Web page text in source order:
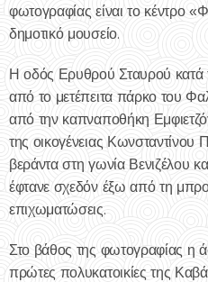
φωτογραφίας είναι το κέντρο
δημοτικό μουσείο.
Η οδός Ερυθρού Σταυρού κατά
από το μετέπειτα πάρκο του
από την καπναποθήκη
της οικογένειας Κωνσταντίνου
βεράντα στη γωνία Βενιζέλου
έφτανε σχεδόν έξω από τη
επιχωματώσεις.
Στο βάθος της φωτογραφίας η
πρώτες πολυκατοικίες της